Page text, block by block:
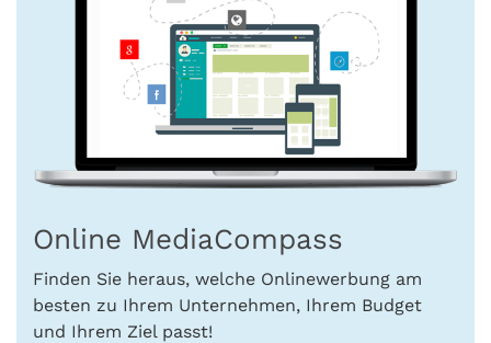
Online MediaCompass
Finden Sie heraus, welche Onlinewerbung am
besten zu Ihrem Unternehmen, Ihrem Budget
und Ihrem Ziel passt!